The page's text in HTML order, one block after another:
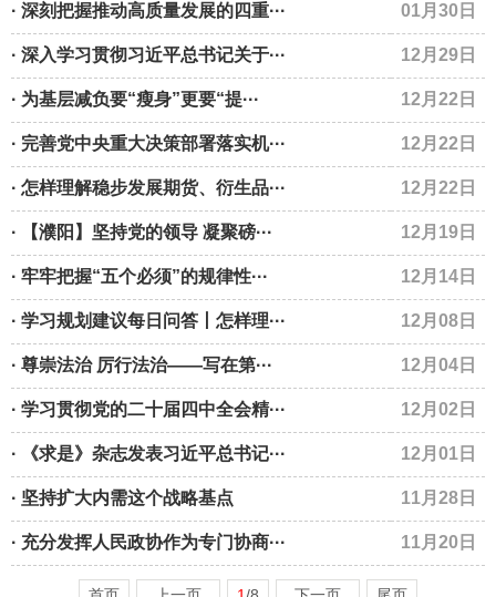
· 深刻把握推动高质量发展的四重··· 01月30日
· 深入学习贯彻习近平总书记关于··· 12月29日
· 为基层减负要“瘦身”更要“提··· 12月22日
· 完善党中央重大决策部署落实机··· 12月22日
· 怎样理解稳步发展期货、衍生品··· 12月22日
· 【濮阳】坚持党的领导 凝聚磅··· 12月19日
· 牢牢把握“五个必须”的规律性··· 12月14日
· 学习规划建议每日问答丨怎样理··· 12月08日
· 尊崇法治 厉行法治——写在第··· 12月04日
· 学习贯彻党的二十届四中全会精··· 12月02日
· 《求是》杂志发表习近平总书记··· 12月01日
· 坚持扩大内需这个战略基点 11月28日
· 充分发挥人民政协作为专门协商··· 11月20日